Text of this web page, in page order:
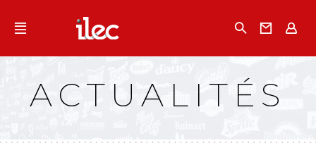
Qu'est-ce que l’Ilec
Campagnes multimarques
ACTUALITÉS